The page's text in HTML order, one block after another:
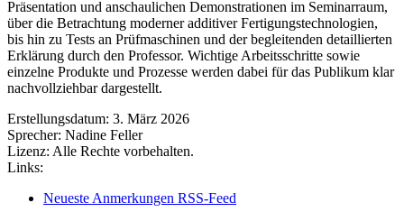
Präsentation und anschaulichen Demonstrationen im Seminarraum,
über die Betrachtung moderner additiver Fertigungstechnologien,
bis hin zu Tests an Prüfmaschinen und der begleitenden detaillierten
Erklärung durch den Professor. Wichtige Arbeitsschritte sowie
einzelne Produkte und Prozesse werden dabei für das Publikum klar
nachvollziehbar dargestellt.
Erstellungsdatum: 3. März 2026
Sprecher: Nadine Feller
Lizenz: Alle Rechte vorbehalten.
Links:
Neueste Anmerkungen RSS-Feed